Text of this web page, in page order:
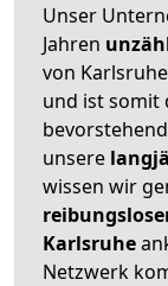
Unser
Jahren
von
und ist somit
unsere
wissen wir
Karlsruhe
Netzwerk